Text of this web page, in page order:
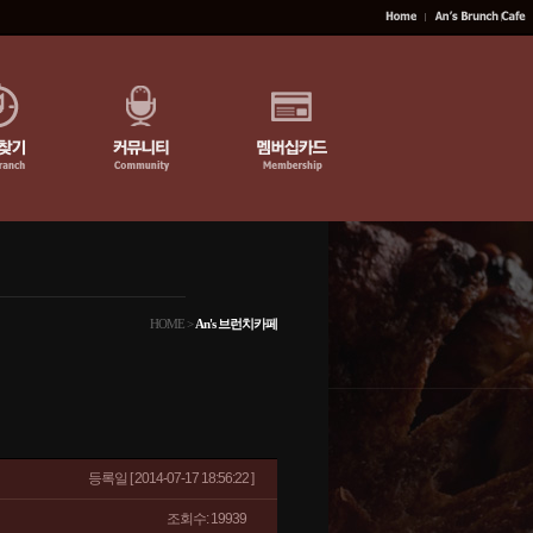
HOME >An's 브런치카페
등록일 [ 2014-07-17 18:56:22 ]
조회수: 19939